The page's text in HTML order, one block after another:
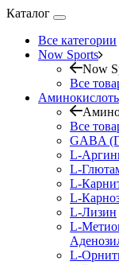
Каталог
Все категории
Now Sports
Now
Все
Все
GABA
L-
L-
L-
L-
L-Лизин
L-
L-